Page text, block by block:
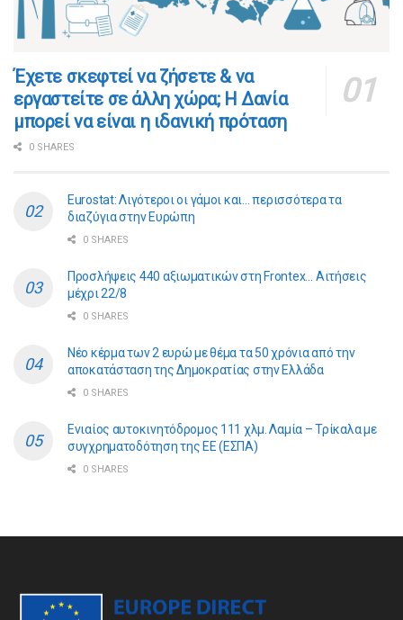
​​Έχετε σκεφτεί να ζήσετε & να
εργαστείτε σε άλλη χώρα; Η Δανία
μπορεί να είναι η ιδανική πρόταση
0 SHARES
Eurostat: Λιγότεροι οι γάμοι και… περισσότερα τα
διαζύγια στην Ευρώπη
0 SHARES
Προσλήψεις 440 αξιωματικών στη Frontex… Αιτήσεις
μέχρι 22/8
0 SHARES
Νέο κέρμα των 2 ευρώ με θέμα τα 50 χρόνια από την
αποκατάσταση της Δημοκρατίας στην Ελλάδα
0 SHARES
Ενιαίος αυτοκινητόδρομος 111 χλμ. Λαμία – Τρίκαλα με
συγχρηματοδότηση της ΕE (ΕΣΠΑ)
0 SHARES